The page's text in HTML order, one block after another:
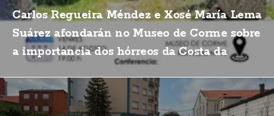
Carlos Regueira Méndez e Xosé María Lema
Suárez afondarán no Museo de Corme sobre
a importancia dos hórreos da Costa da